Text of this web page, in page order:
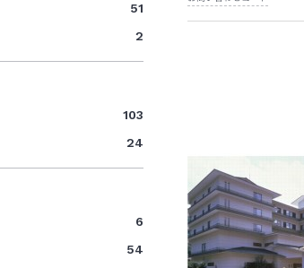
51
2
103
24
6
54